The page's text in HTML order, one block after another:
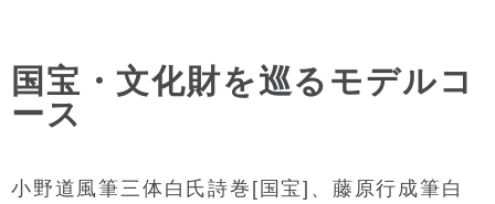
国宝・文化財を巡るモデルコ
ース
小野道風筆三体白氏詩巻[国宝]、藤原行成筆白